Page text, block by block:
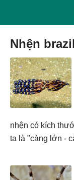
nhện brazil
nhện có kích
ta là "càng lớn -